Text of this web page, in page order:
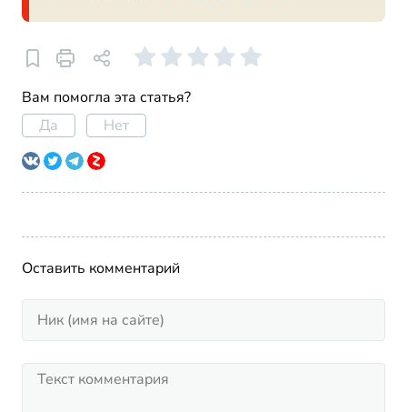
Вам помогла эта статья?
Да
Нет
Оставить комментарий